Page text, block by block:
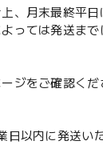
、月末最終平日
っては発送まで
ジをご確認くだ
日以内に発送い